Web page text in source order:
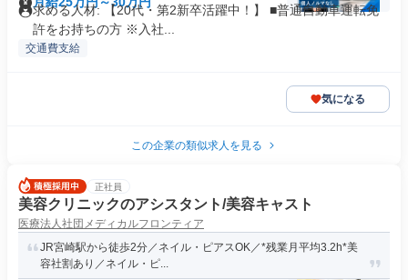
求める人材: 【20代・第2新卒活躍中！】 ■普通自動車運転免
許をお持ちの方 ※入社...
交通費支給
気になる
この企業の類似求人を見る
正社員
美容クリニックのアシスタント/美容キャスト
医療法人社団メディカルフロンティア
JR宮崎駅から徒歩2分／ネイル・ピアスOK／*残業月平均3.2h*美
容社割あり／ネイル・ピ...